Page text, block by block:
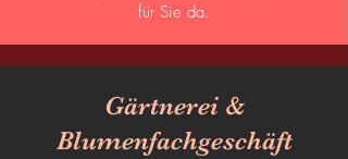
für Sie da.
Gärtnerei &
Blumenfachgeschäft